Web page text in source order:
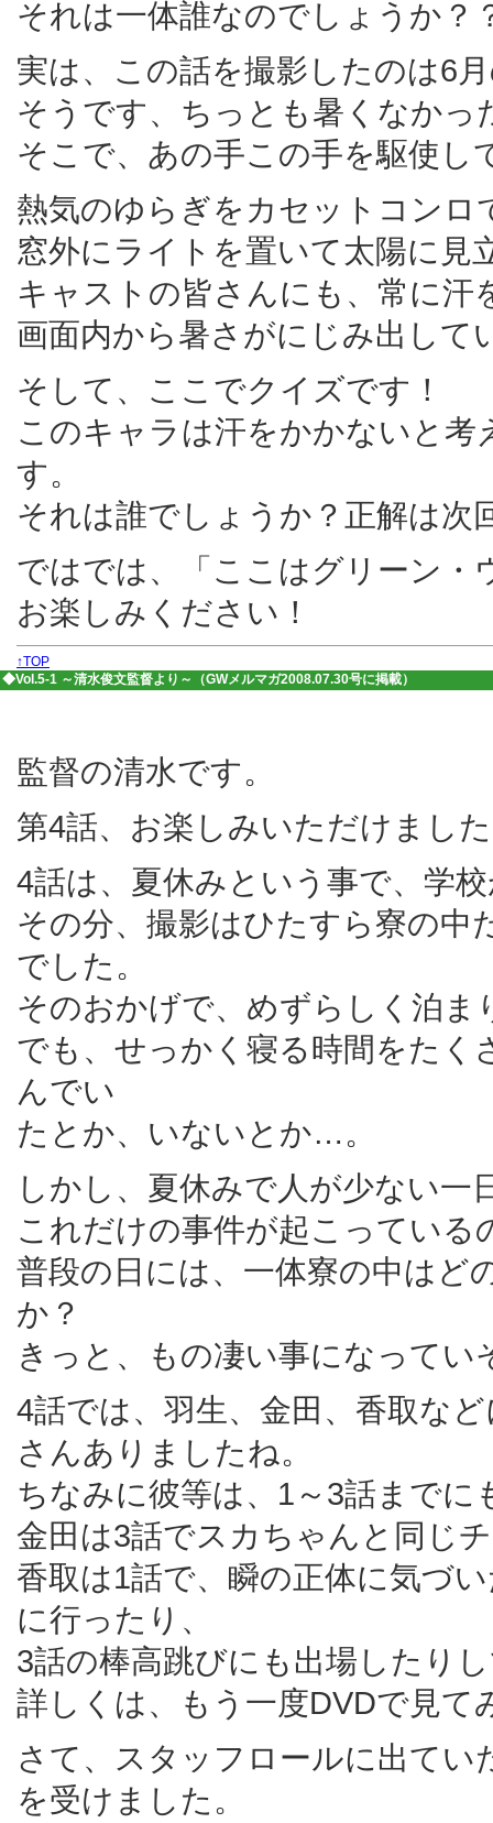
それは一体誰なのでしょうか？
実は、この話を撮影したのは6
そうです、ちっとも暑くなかっ
そこで、あの手この手を駆使し
熱気のゆらぎをカセットコンロ
窓外にライトを置いて太陽に見
キャストの皆さんにも、常に
画面内から暑さがにじみ出して
そして、ここでクイズです！
このキャラは汗をかかないと
す。
それは誰でしょうか？正解は次
ではでは、「ここはグリーン・
お楽しみください！
↑TOP
◆Vol.5-1 ～清水俊文監督より～（GWメルマガ2008.07.30号に掲載）
監督の清水です。
第4話、お楽しみいただけまし
4話は、夏休みという事で、学
その分、撮影はひたすら寮の中
でした。
そのおかげで、めずらしく泊
でも、せっかく寝る時間をたく
んでい
たとか、いないとか…。
しかし、夏休みで人が少ない一
これだけの事件が起こっている
普段の日には、一体寮の中はど
か？
きっと、もの凄い事になって
4話では、羽生、金田、香取な
さんありましたね。
ちなみに彼等は、1～3話まで
金田は3話でスカちゃんと同じ
香取は1話で、瞬の正体に気づ
に行ったり、
3話の棒高跳びにも出場したり
詳しくは、もう一度DVDで見て
さて、スタッフロールに出てい
を受けました。